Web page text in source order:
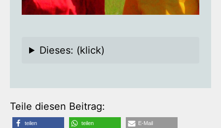
Dieses: (klick)
Teile diesen Beitrag:
teilen teilen E-Mail